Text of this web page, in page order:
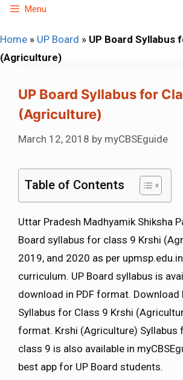
Skip
content
Menu
Home » UP Board » UP Board Syllabus
(Agriculture)
UP Board Syllabus for
(Agriculture)
March 12, 2018 by myCBSEguide
Table of Contents
Uttar Pradesh Madhyamik Shiksha
Board syllabus for class 9 Krshi
2019, and 2020 as per
curriculum. UP Board syllabus is
download in PDF format. Download
Syllabus for Class 9 Krshi
format. Krshi (Agriculture) Syllabus
class 9 is also available in
best app for UP Board students.